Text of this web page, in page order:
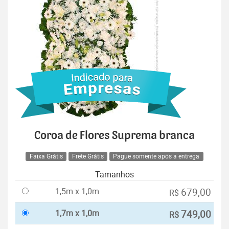
Coroa de Flores Suprema branca
Faixa Grátis Frete Grátis Pague somente após a entrega
Tamanhos
1,5m x 1,0m
R$ 679,00
1,7m x 1,0m R$749,00